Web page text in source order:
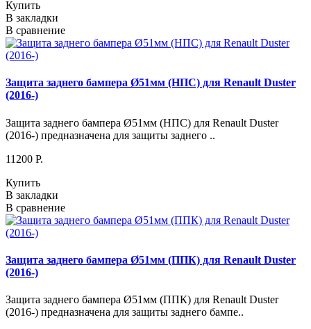
Купить
В закладки
В сравнение
Защита заднего бампера Ø51мм (НПС) для Renault Duster
(2016-)
Защита заднего бампера Ø51мм (НПС) для Renault Duster
(2016-) предназначена для защиты заднего ..
11200 P.
Купить
В закладки
В сравнение
Защита заднего бампера Ø51мм (ППК) для Renault Duster
(2016-)
Защита заднего бампера Ø51мм (ППК) для Renault Duster
(2016-) предназначена для защиты заднего бампе..